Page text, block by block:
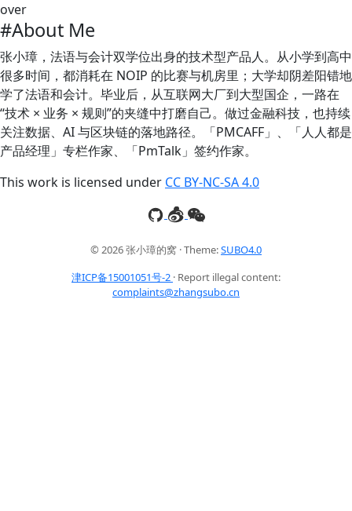
over
#About Me
张小璋，法语与会计双学位出身的技术型产品人。从小学到高中
很多时间，都消耗在 NOIP 的比赛与机房里；大学却阴差阳错地
学了法语和会计。毕业后，从互联网大厂到大型国企，一路在
“技术 × 业务 × 规则”的夹缝中打磨自己。做过金融科技，也持续
关注数据、AI 与区块链的落地路径。「PMCAFF」、「人人都是
产品经理」专栏作家、「PmTalk」签约作家。
This work is licensed under CC BY-NC-SA 4.0
© 2026 张小璋的窝 · Theme:SUBO4.0
津ICP备15001051号-2 · Report illegal content:
complaints@zhangsubo.cn